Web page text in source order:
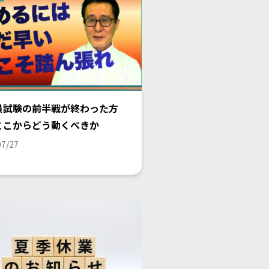
験の前半戦が終わった方
からどう動くべきか
27